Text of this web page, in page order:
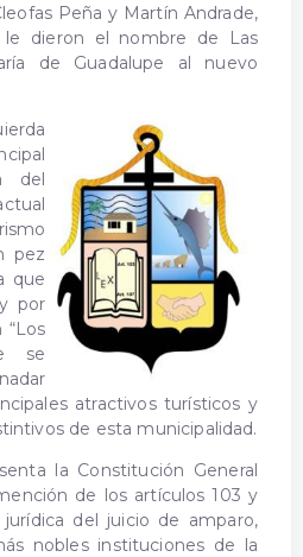
Peña y Martín Andrade,
le dieron el nombre de Las
de Guadalupe al nuevo
del
pez
que
por
“Los
se
atractivos turísticos y
de esta municipalidad.
la Constitución General
de los artículos 103 y
del juicio de amparo,
nobles instituciones de la